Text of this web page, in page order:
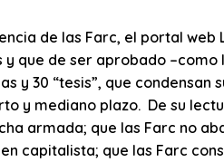
de las Farc, el portal
que de ser aprobado
y 30 “tesis”, que
y mediano plazo. De su
armada; que las Farc no
capitalista; que las Farc